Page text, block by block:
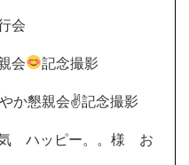
会
会 記念撮影
か懇親会✌記念撮影
ハッピー。。様 お